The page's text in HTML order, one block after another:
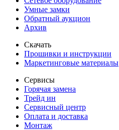
Умные замки
Обратный аукцион
Архив
Скачать
Прошивки и инструкции
Маркетинговые материалы
Сервисы
Горячая замена
Трейд ин
Сервисный центр
Оплата и доставка
Монтаж